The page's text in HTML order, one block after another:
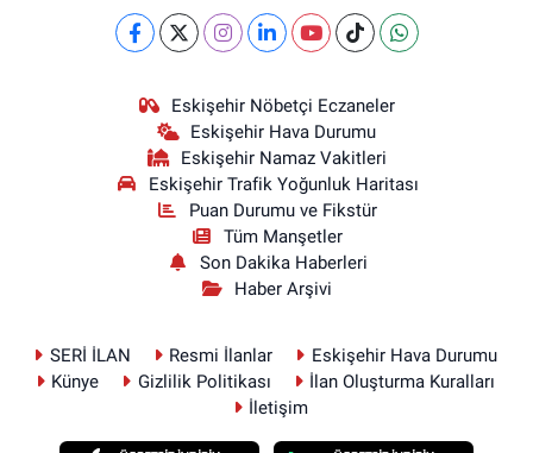
Eskişehir Nöbetçi Eczaneler
Eskişehir Hava Durumu
Eskişehir Namaz Vakitleri
Eskişehir Trafik Yoğunluk Haritası
Puan Durumu ve Fikstür
Tüm Manşetler
Son Dakika Haberleri
Haber Arşivi
SERİ İLAN Resmi İlanlar
Eskişehir Hava Durumu
Künye
Gizlilik Politikası
İlan Oluşturma Kuralları
İletişim